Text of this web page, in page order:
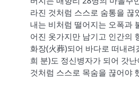
라진 것처럼 스스로 숨통을 끊
내는 비처럼 떨어지는 오폭과
어진 옷가지만 남기고 인간의
화장(火葬)되어 바다로 떠내려
희 분)도 정신병자가 되어 갓
것처럼 스스로 목숨을 끊어야